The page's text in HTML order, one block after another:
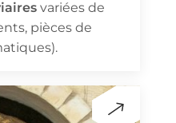
variées de
pièces de